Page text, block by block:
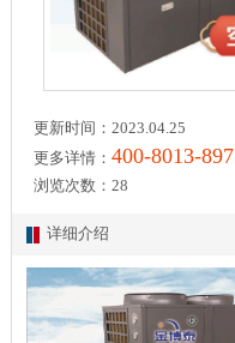
更新时间：2023.04.25
更多详情： 400-8013-897
浏览次数： 28
详细介绍